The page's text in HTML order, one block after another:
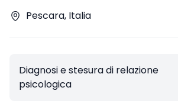
Pescara, Italia
Diagnosi e stesura di relazione
psicologica